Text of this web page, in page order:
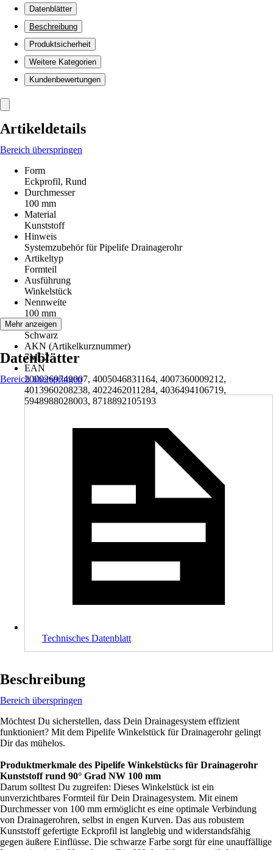
Datenblätter
Beschreibung
Produktsicherheit
Weitere Kategorien
Kundenbewertungen
Artikeldetails
Bereich überspringen
Form
Eckprofil, Rund
Durchmesser
100 mm
Material
Kunststoff
Hinweis
Systemzubehör für Pipelife Drainagerohr
Artikeltyp
Formteil
Ausführung
Winkelstück
Nennweite
100 mm
Farbton
Schwarz
AKN (Artikelkurznummer)
7MC2
EAN
2000269749007, 4005046831164, 4007360009212,
4013960208238, 4022462011284, 4036494106719,
5948988028003, 8718892105193
Mehr anzeigen
Datenblätter
Bereich überspringen
Technisches Datenblatt
Beschreibung
Bereich überspringen
Möchtest Du sicherstellen, dass Dein Drainagesystem effizient
funktioniert? Mit dem Pipelife Winkelstück für Drainagerohr gelingt
Dir das mühelos.
Produktmerkmale des Pipelife Winkelstücks für Drainagerohr
Kunststoff rund 90° Grad NW 100 mm
Darum solltest Du zugreifen: Dieses Winkelstück ist ein
unverzichtbares Formteil für Dein Drainagesystem. Mit einem
Durchmesser von 100 mm ermöglicht es eine optimale Verbindung
von Drainagerohren, selbst in engen Kurven. Das aus robustem
Kunststoff gefertigte Eckprofil ist langlebig und widerstandsfähig
gegen äußere Einflüsse. Die schwarze Farbe sorgt für eine unauffällige